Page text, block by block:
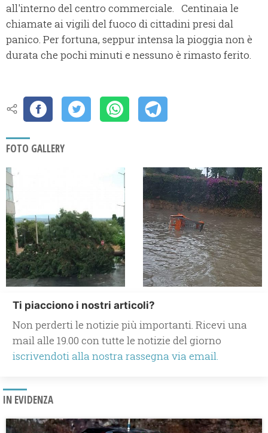
all'interno del centro commerciale. Centinaia le
chiamate ai vigili del fuoco di cittadini presi dal
panico. Per fortuna, seppur intensa la pioggia non è
durata che pochi minuti e nessuno è rimasto ferito.
FOTO GALLERY
Ti piacciono i nostri articoli?
Non perderti le notizie più importanti. Ricevi una
mail alle 19.00 con tutte le notizie del giorno
iscrivendoti alla nostra rassegna via email.
IN EVIDENZA